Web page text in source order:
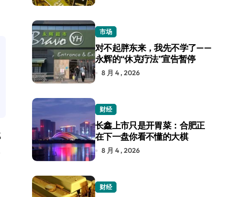
市场
对不起胖东来，我先不学了——
永辉的“休克疗法”宣告暂停
8 月 4 , 2026
财经
长鑫上市只是开胃菜：合肥正
在下一盘你看不懂的大棋
8 月 4 , 2026
财经